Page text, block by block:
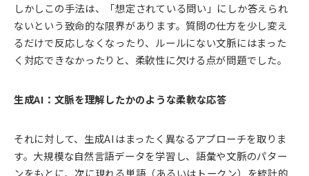
しかしこの手法は、「想定されている問い」にしか答えられ
ないという致命的な限界があります。質問の仕方を少し変え
るだけで反応しなくなったり、ルールにない文脈にはまった
く対応できなかったりと、柔軟性に欠ける点が問題でした。
生成AI：文脈を理解したかのような柔軟な応答
それに対して、生成AIはまったく異なるアプローチを取りま
す。大規模な自然言語データを学習し、語彙や文脈のパター